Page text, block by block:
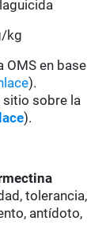
kg
OMS en base
).
sitio sobre la
).
tolerancia,
antídoto,